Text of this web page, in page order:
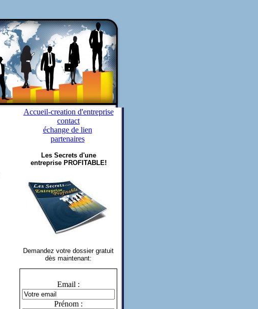
Accueil-creation d'entreprise
contact
échange de lien
partenaires
Les Secrets d'une
entreprise PROFITABLE!
Demandez votre dossier gratuit
dès maintenant:
Email :
Prénom :